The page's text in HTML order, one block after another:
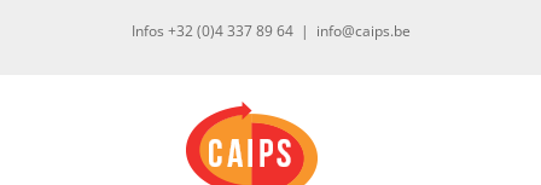
Infos +32 (0)4 337 89 64 | info@caips.be